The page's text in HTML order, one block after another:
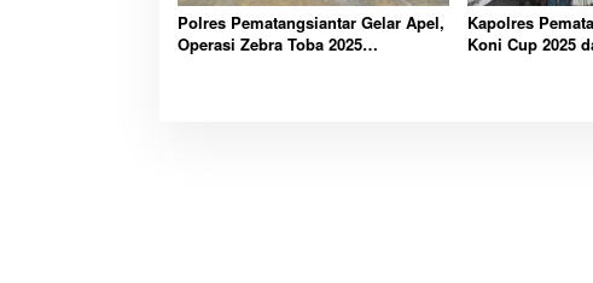
Polres Pematangsiantar Gelar Apel,
Operasi Zebra Toba 2025
Kapolres
Koni Cup 2025